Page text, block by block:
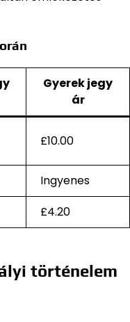
Gyerek jegy
ár
£10.00
Ingyenes
£4.20
történelem